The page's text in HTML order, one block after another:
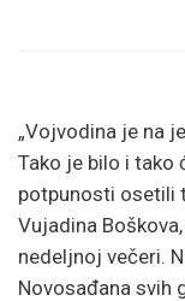
„Vojvodina je na
Tako je bilo i tako
potpunosti osetili
Vujadina
nedeljnoj večeri.
Novosađana svih